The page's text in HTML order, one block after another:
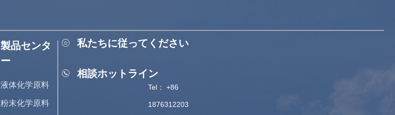
製品センタ
ー
液体化学原料
粉末化学原料
私たちに従ってください
相談ホットライン
Tel： +86
1876312203